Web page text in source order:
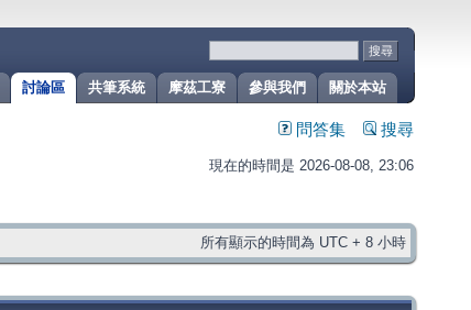
關於本站
參與我們
摩茲工寮
共筆系統
討論區
問答集 搜尋
現在的時間是 2026-08-08, 23:06
所有顯示的時間為 UTC + 8 小時